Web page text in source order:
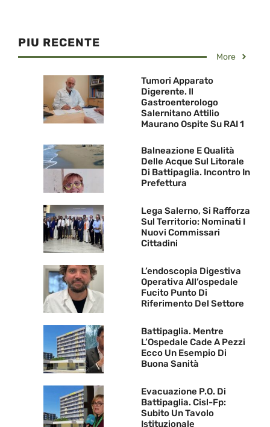
PIU RECENTE
More
Tumori Apparato
Digerente. Il
Gastroenterologo
Salernitano Attilio
Maurano Ospite Su RAI 1
Balneazione E Qualità
Delle Acque Sul Litorale
Di Battipaglia. Incontro In
Prefettura
Lega Salerno, Si Rafforza
Sul Territorio: Nominati I
Nuovi Commissari
Cittadini
L’endoscopia Digestiva
Operativa All’ospedale
Fucito Punto Di
Riferimento Del Settore
Battipaglia. Mentre
L’Ospedale Cade A Pezzi
Ecco Un Esempio Di
Buona Sanità
Evacuazione P.O. Di
Battipaglia. Cisl-Fp:
Subito Un Tavolo
Istituzionale